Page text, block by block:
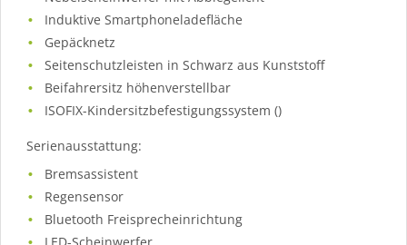
Induktive Smartphoneladefläche
Gepäcknetz
Seitenschutzleisten in Schwarz aus Kunststoff
Beifahrersitz höhenverstellbar
ISOFIX-Kindersitzbefestigungssystem ()
Serienausstattung:
Bremsassistent
Regensensor
Bluetooth Freisprecheinrichtung